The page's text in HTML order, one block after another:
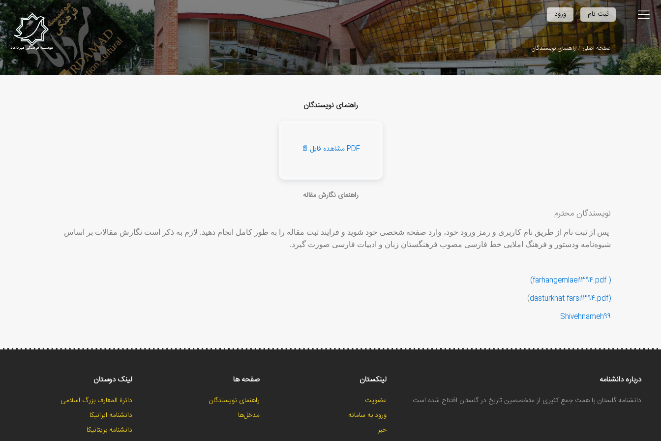
ورود / ثبت نام
صفحه اصلی راهنمای نویسندگان
راهنمای نویسندگان
📄 مشاهده فایل PDF
راهنمای نگارش مقاله
نویسندگان محترم
پس از ثبت نام از طریق نام کاربری و رمز ورود خود، وارد صفحه شخصی خود شوید و فرایند ثبت مقاله را به طور کامل انجام دهید. لازم به ذکر است نگارش مقالات بر اساس
شیوه‌نامه ودستور و فرهنگ املایی خط فارسی مصوب فرهنگستان زبان و ادبیات فارسی صورت گیرد.
( farhangemlaei1394.pdf)
(
dasturkhat farsi1394.pdf
)
Shivehnameh99
درباره دانشنامه
دانشنامه گلستان با همت جمع کثیری از متخصصین تاریخ در گلستان افتتاح شده است
لینکستان
عضویت
ورود به سامانه
خبر
صفحه ها
راهنمای نویسندگان
مدخل‌ها
لینک دوستان
دائرة المعارف بزرگ اسلامی
دانشنامه ایرانیکا
دانشنامه بریتانیکا